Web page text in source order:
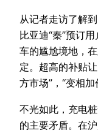
从记者走访了解
比亚迪“秦”预订
车的尴尬境地，
定。超高的补贴
方市场”，“变相加
不光如此，充电
的主要矛盾。在